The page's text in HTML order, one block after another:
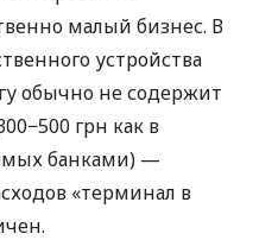
малый бизнес. В
устройства
обычно не содержит
грн как в
банками) —
«терминал в